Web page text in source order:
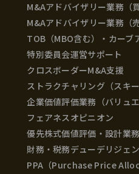
M&Aアドバイザリー業務（買
M&Aアドバイザリー業務（売
TOB（MBO含む）・カーブ
特別委員会運営サポート
クロスボーダーM&A支援
ストラクチャリング（スキ
企業価値評価業務（バリュ
フェアネスオピニオン
優先株式価値評価・設計業務
財務・税務デューデリジェ
PPA（Purchase Price